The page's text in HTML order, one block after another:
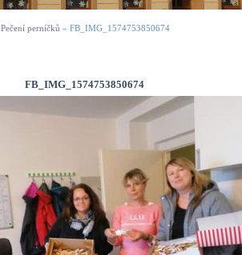
Pečení perníčků » FB_IMG_1574753850674
FB_IMG_1574753850674